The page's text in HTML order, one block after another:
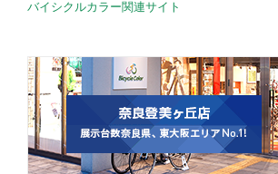
バイシクルカラー関連サイト